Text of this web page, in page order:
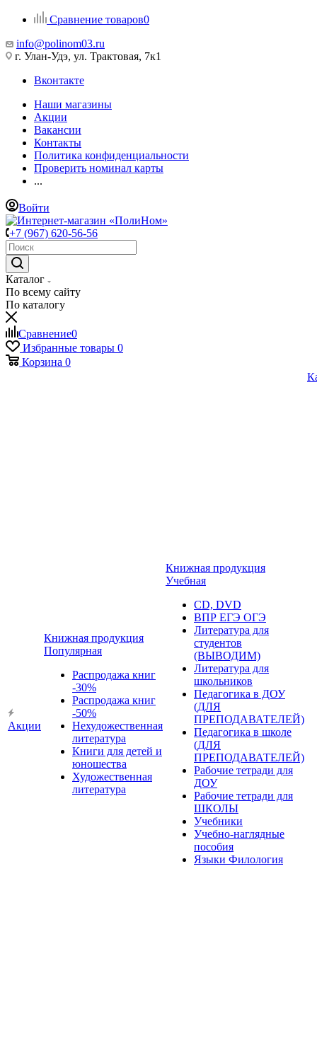
Сравнение товаров0
info@polinom03.ru
г. Улан-Удэ, ул. Трактовая, 7к1
Вконтакте
Наши магазины
Акции
Вакансии
Контакты
Политика конфиденциальности
Проверить номинал карты
...
Войти
+7 (967) 620-56-56
Каталог
По всему сайту
По каталогу
Сравнение0
Избранные товары 0
Корзина 0
Акции
Книжная продукция
Популярная
Распродажа книг
-30%
Распродажа книг
-50%
Нехудожественная
литература
Книги для детей и
юношества
Художественная
литература
Книжная продукция
Учебная
CD, DVD
ВПР ЕГЭ ОГЭ
Литература для
студентов
(ВЫВОДИМ)
Литература для
школьников
Педагогика в ДОУ
(ДЛЯ
ПРЕПОДАВАТЕЛЕЙ)
Педагогика в школе
(ДЛЯ
ПРЕПОДАВАТЕЛЕЙ)
Рабочие тетради для
ДОУ
Рабочие тетради для
ШКОЛЫ
Учебники
Учебно-наглядные
пособия
Языки Филология